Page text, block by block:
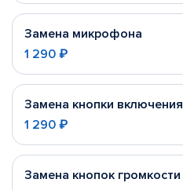
Замена микрофона
1 290 ₽
Замена кнопки включения
1 290 ₽
Замена кнопок громкости